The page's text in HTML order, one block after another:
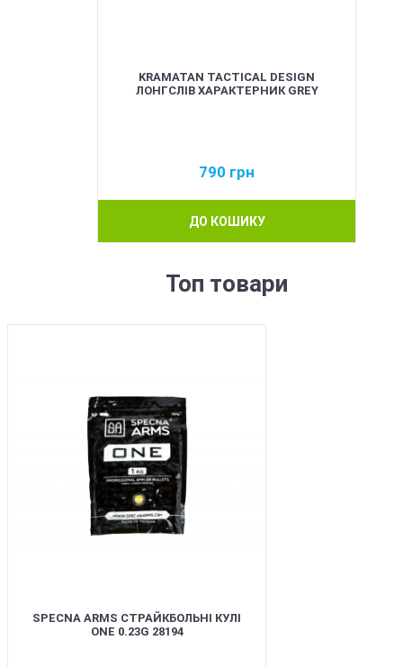
KRAMATAN TACTICAL DESIGN
ЛОНГСЛІВ ХАРАКТЕРНИК GREY
790 грн
ДО КОШИКУ
Топ товари
SPECNA ARMS СТРАЙКБОЛЬНІ КУЛІ
ONE 0.23G 28194